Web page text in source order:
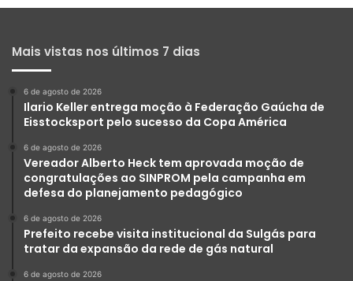
Mais vistas nos últimos 7 dias
6 de agosto de 2026
Ilario Keller entrega moção à Federação Gaúcha de
Eisstocksport pelo sucesso da Copa América
6 de agosto de 2026
Vereador Alberto Heck tem aprovada moção de
congratulações ao SINPROM pela campanha em
defesa do planejamento pedagógico
6 de agosto de 2026
Prefeito recebe visita institucional da Sulgás para
tratar da expansão da rede de gás natural
6 de agosto de 2026